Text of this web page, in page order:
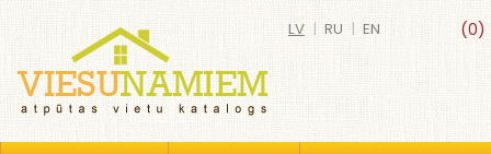
(0)
LV | RU | EN